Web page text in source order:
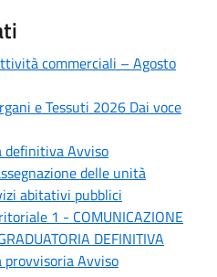
commerciali – Agosto
e Tessuti 2026 Dai voce
definitiva Avviso
delle unità
abitativi pubblici
1 - COMUNICAZIONE
DEFINITIVA
provvisoria Avviso